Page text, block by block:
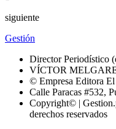
siguiente
Gestión
Director Periodístico
VÍCTOR
© Empresa Editora
Calle Paracas #532,
Copyright© |
derechos reservados